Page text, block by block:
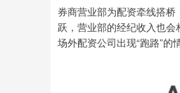
券商营业部为配资牵线搭
跃，营业部的经纪收入也
场外配资公司出现“跑路”的